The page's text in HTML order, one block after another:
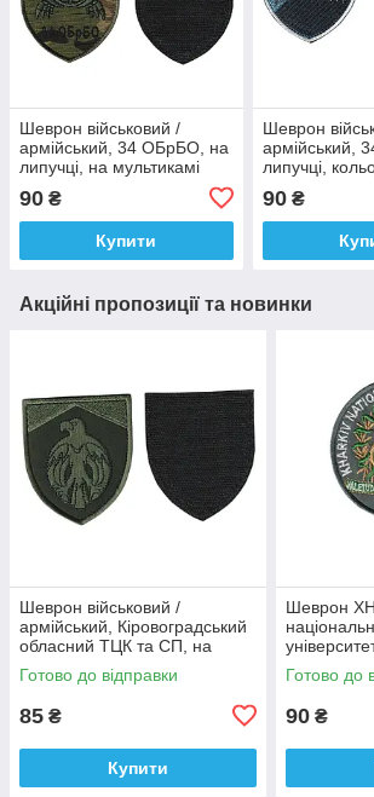
Шеврон військовий /
армійський, 34 ОБрБО, на
липучці, на мультикамі
90 ₴
Купити
Шеврон
армійський,
липучці,
90₴
Акційні пропозиції та новинки
Шеврон військовий /
армійський, Кіровоградський
обласний ТЦК та СП, на
оливці ЗСУ.7 см * 8 см
Готово до відправки
85 ₴
Купити
Шеврон
діаметр
Готово до
90 ₴